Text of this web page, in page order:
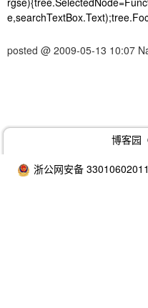
posted @ 2009-05-13 10:07
博客园
浙公网安备